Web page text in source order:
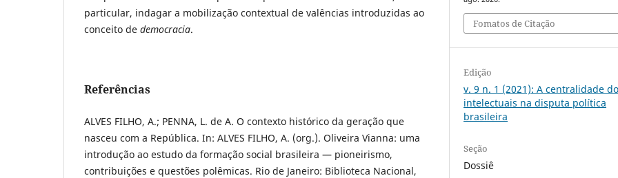
particular, indagar a mobilização contextual de valências introduzidas ao
conceito de democracia.
Referências
ALVES FILHO, A.; PENNA, L. de A. O contexto histórico da geração que
nasceu com a República. In: ALVES FILHO, A. (org.). Oliveira Vianna: uma
introdução ao estudo da formação social brasileira — pioneirismo,
contribuições e questões polêmicas. Rio de Janeiro: Biblioteca Nacional,
Fomatos de Citação
Edição
v. 9 n. 1 (2021): A centralidade
intelectuais na disputa política
brasileira
Seção
Dossiê